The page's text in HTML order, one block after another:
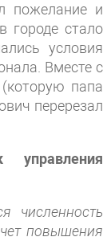
пожелание и
городе стало
условия
Вместе с
папа
перерезал
управления
численность
повышения